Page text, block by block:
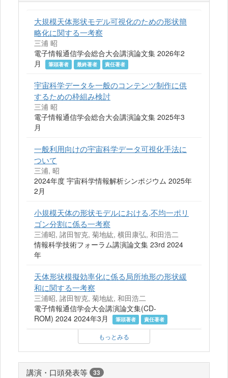
大規模天体形状モデル可視化のための形状簡
略化に関する一考察
三浦 昭
電子情報通信学会総合大会講演論文集 2026年2
月
筆頭著者 最終著者 責任著者
宇宙科学データを一般のコンテンツ制作に供
するための枠組み検討
三浦 昭
電子情報通信学会総合大会講演論文集 2025年3
月
一般利用向けの宇宙科学データ可視化手法に
ついて
三浦, 昭
2024年度 宇宙科学情報解析シンポジウム 2025年
2月
小規模天体の形状モデルにおける,不均一ポリ
ゴン分割に係る一考察
三浦昭, 諸田智克, 菊地紘, 横田康弘, 和田浩二
情報科学技術フォーラム講演論文集 23rd 2024
年
天体形状模擬効率化に係る局所地形の形状緩
和に関する一考察
三浦昭, 諸田智克, 菊地紘, 和田浩二
電子情報通信学会大会講演論文集(CD-
ROM) 2024 2024年3月
筆頭著者 責任著者
もっとみる
講演・口頭発表等 33